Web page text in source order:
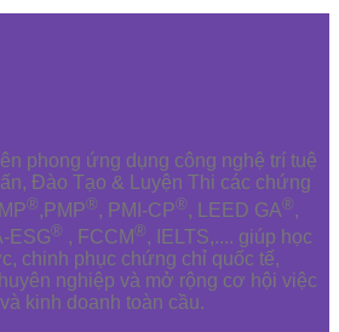
phong ứng dụng công nghệ trí tuệ
Đào Tạo & Luyện Thi các chứng
®,PMP®, PMI-CP®, LEED GA®,
ESG® , FCCM®, IELTS,.... giúp học
chinh phục chứng chỉ quốc tế,
nghiệp và mở rộng cơ hội việc
kinh doanh toàn cầu.